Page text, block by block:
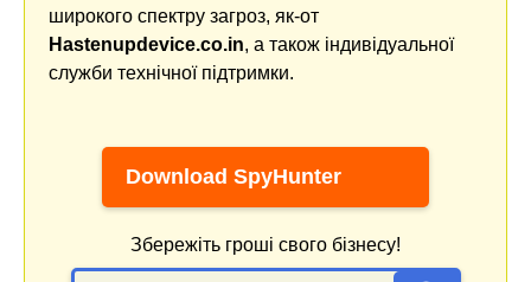
широкого спектру загроз, як-от
Hastenupdevice.co.in, а також індивідуальної
служби технічної підтримки.
Download SpyHunter
Збережіть гроші свого бізнесу!